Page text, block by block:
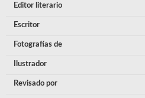
Editor literario
Escritor
Fotografías de
Ilustrador
Revisado por